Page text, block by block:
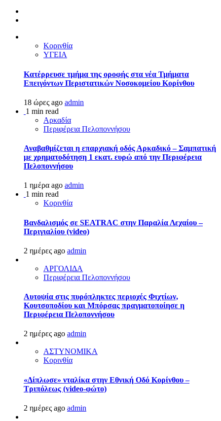
Κορινθία
ΥΓΕΙΑ
Kατέρρευσε τμήμα της οροφής στα νέα Τμήματα
Επειγόντων Περιστατικών Νοσοκομείου Κορίνθου
18 ώρες ago admin
1 min read
Αρκαδία
Περιφέρεια Πελοποννήσου
Αναβαθμίζεται η επαρχιακή οδός Αρκαδικό – Σαμπατική
με χρηματοδότηση 1 εκατ. ευρώ από την Περιφέρεια
Πελοποννήσου
1 ημέρα ago admin
1 min read
Κορινθία
Βανδαλισμός σε SEATRAC στην Παραλία Λεχαίου –
Περιγιαλίου (video)
2 ημέρες ago admin
ΑΡΓΟΛΙΔΑ
Περιφέρεια Πελοποννήσου
Αυτοψία στις πυρόπληκτες περιοχές Φιχτίων,
Κουτσοποδίου και Μπόρσας πραγματοποίησε η
Περιφέρεια Πελοποννήσου
2 ημέρες ago admin
ΑΣΤΥΝΟΜΙΚΑ
Κορινθία
«Δίπλωσε» νταλίκα στην Εθνική Oδό Κορίνθου –
Τριπόλεως (video-φώτο)
2 ημέρες ago admin